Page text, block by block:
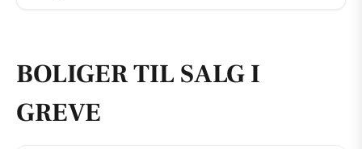
BOLIGER TIL SALG I
GREVE